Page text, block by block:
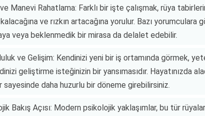
Manevi Rahatlama: Farklı bir işte çalışmak, rüya
ve rızkın artacağına yorulur. Bazı yorumculara
veya beklenmedik bir mirasa da delalet edebilir.
ve Gelişim: Kendinizi yeni bir iş ortamında görmek,
geliştirme isteğinizin bir yansımasıdır. Hayatınızda
sayesinde daha huzurlu bir döneme girebilirsiniz.
Bakış Açısı: Modern psikolojik yaklaşımlar, bu tür